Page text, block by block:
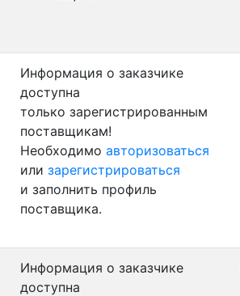
Информация о заказчике
доступна
только зарегистрированным
поставщикам!
Необходимо авторизоваться
или зарегистрироваться
и заполнить профиль
поставщика.
Информация о заказчике
доступна